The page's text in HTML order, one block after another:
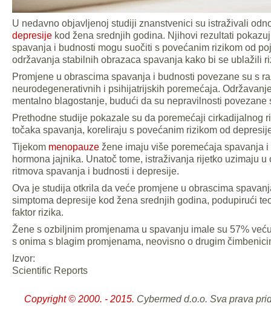
U nedavno objavljenoj studiji znanstvenici su istraživali
depresije kod žena srednjih godina. Njihovi rezultati
spavanja i budnosti mogu suočiti s povećanim rizikom od
održavanja stabilnih obrazaca spavanja kako bi se ublažili
Promjene u obrascima spavanja i budnosti povezane su s
neurodegenerativnih i psihijatrijskih poremećaja.
mentalno blagostanje, budući da su nepravilnosti
Prethodne studije pokazale su da poremećaji
točaka spavanja, koreliraju s povećanim rizikom od
Tijekom menopauze žene imaju više poremećaja spavanja
hormona jajnika. Unatoč tome, istraživanja rijetko uzimaju
ritmova spavanja i budnosti i depresije.
Ova je studija otkrila da veće promjene u obrascima
simptoma depresije kod žena srednjih godina, podupirući
faktor rizika.
Žene s ozbiljnim promjenama u spavanju imale su 57%
s onima s blagim promjenama, neovisno o drugim
Izvor:
Scientific Reports
Copyright © 2000. - 2015. Cybermed d.o.o. Sva prava